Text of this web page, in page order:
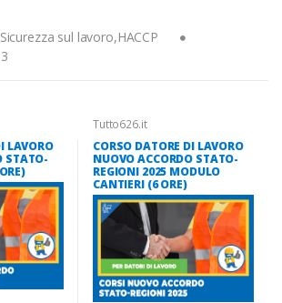
sul lavoro,HACCP
LAVORO
STATO-
Tutto626.it
CORSO DATORE DI LAVORO
NUOVO ACCORDO STATO-
REGIONI 2025 MODULO
CANTIERI (6 ORE)